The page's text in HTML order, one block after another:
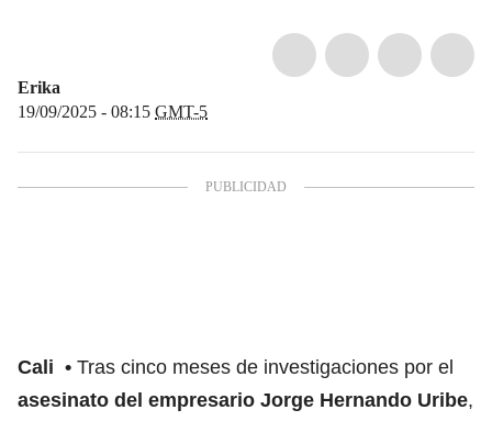
Erika
19/09/2025 - 08:15 GMT-5
Cali
Tras cinco meses de investigaciones por el
asesinato del empresario Jorge Hernando Uribe,